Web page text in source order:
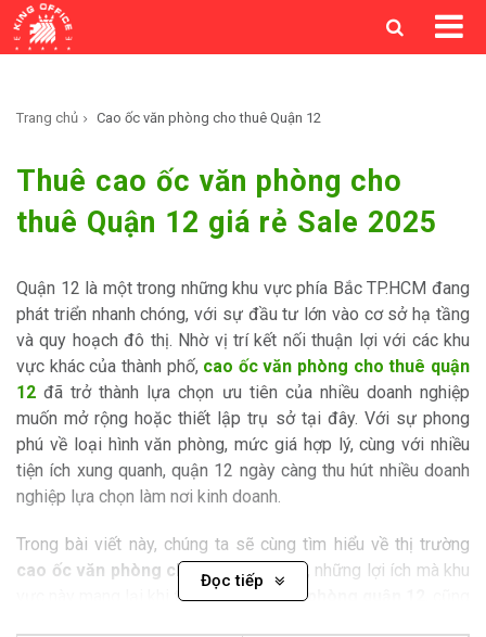
Trang chủ Cao ốc văn phòng cho thuê Quận 12
Thuê cao ốc văn phòng cho
thuê Quận 12 giá rẻ Sale 2025
Quận 12 là một trong những khu vực phía Bắc TP.HCM đang
phát triển nhanh chóng, với sự đầu tư lớn vào cơ sở hạ tầng
và quy hoạch đô thị. Nhờ vị trí kết nối thuận lợi với các khu
vực khác của thành phố, cao ốc văn phòng cho thuê quận
12 đã trở thành lựa chọn ưu tiên của nhiều doanh nghiệp
muốn mở rộng hoặc thiết lập trụ sở tại đây. Với sự phong
phú về loại hình văn phòng, mức giá hợp lý, cùng với nhiều
tiện ích xung quanh, quận 12 ngày càng thu hút nhiều doanh
nghiệp lựa chọn làm nơi kinh doanh.
Trong bài viết này, chúng ta sẽ cùng tìm hiểu về thị trường
cao ốc văn phòng cho thuê quận 12, những lợi ích mà khu
thuê cao ốc văn phòng quận 12
Đọc tiếp